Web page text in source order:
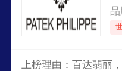
上榜理由：百达翡丽